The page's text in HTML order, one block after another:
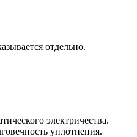
отдельно.
электричества.
уплотнения.